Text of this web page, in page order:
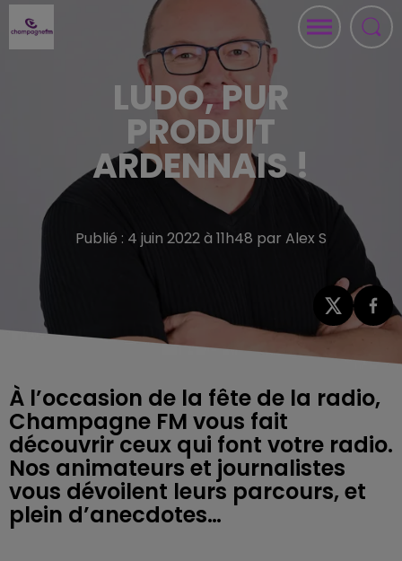
LUDO, PUR
PRODUIT
ARDENNAIS !
Publié : 4 juin 2022 à 11h48 par Alex S
À l’occasion de la fête de la radio,
Champagne FM vous fait
découvrir ceux qui font votre radio.
Nos animateurs et journalistes
vous dévoilent leurs parcours, et
plein d’anecdotes…